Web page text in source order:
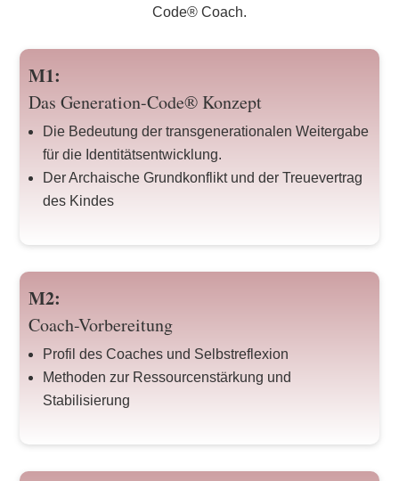
Code® Coach.
M1:
Das Generation-Code® Konzept
Die Bedeutung der transgenerationalen Weitergabe
für die Identitätsentwicklung.
Der Archaische Grundkonflikt und der Treuevertrag
des Kindes
M2:
Coach-Vorbereitung
Profil des Coaches und Selbstreflexion
Methoden zur Ressourcenstärkung und
Stabilisierung